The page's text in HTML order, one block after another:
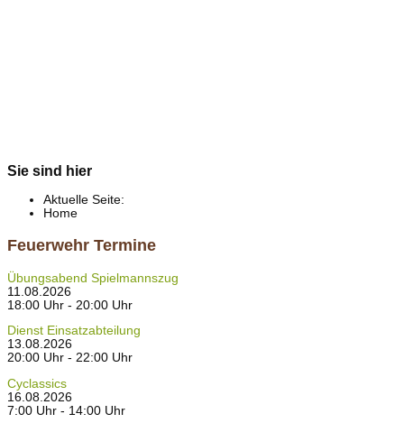
Sie sind hier
Aktuelle Seite:
Home
Feuerwehr Termine
Übungsabend Spielmannszug
11.08.2026
18:00 Uhr - 20:00 Uhr
Dienst Einsatzabteilung
13.08.2026
20:00 Uhr - 22:00 Uhr
Cyclassics
16.08.2026
7:00 Uhr - 14:00 Uhr